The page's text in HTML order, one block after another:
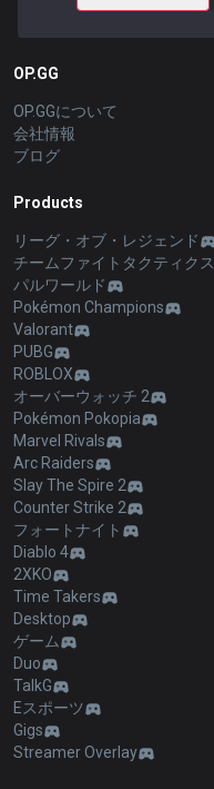
OP.GG
OP.GGについて
会社情報
ブログ
Products
リーグ・オブ・レジェンド
チームファイトタクティクス
パルワールド
Pokémon Champions
Valorant
PUBG
ROBLOX
オーバーウォッチ 2
Pokémon Pokopia
Marvel Rivals
Arc Raiders
Slay The Spire 2
Counter Strike 2
フォートナイト
Diablo 4
2XKO
Time Takers
Desktop
ゲーム
Duo
TalkG
Eスポーツ
Gigs
Streamer Overlay